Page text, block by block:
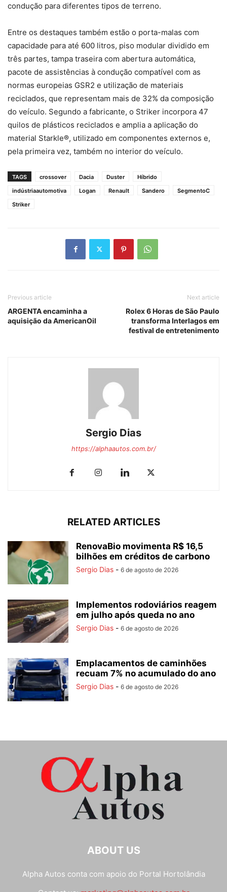
condução para diferentes tipos de terreno.
Entre os destaques também estão o porta-malas com
capacidade para até 600 litros, piso modular dividido em
três partes, tampa traseira com abertura automática,
pacote de assistências à condução compatível com as
normas europeias GSR2 e utilização de materiais
reciclados, que representam mais de 32% da composição
do veículo. Segundo a fabricante, o Striker incorpora 47
quilos de plásticos reciclados e amplia a aplicação do
material Starkle®, utilizado em componentes externos e,
pela primeira vez, também no interior do veículo.
TAGS crossover Dacia Duster
Híbrido
indústriaautomotiva
Logan Renault Sandero
SegmentoC
Striker
Previous article
ARGENTA encaminha a
aquisição da AmericanOil
Next article
Rolex 6 Horas de São Paulo
transforma Interlagos em
festival de entretenimento
Sergio Dias
https://alphaautos.com.br/
RELATED ARTICLES
RenovaBio movimenta R$ 16,5
bilhões em créditos de carbono
Sergio Dias - 6 de agosto de 2026
Implementos rodoviários reagem
em julho após queda no ano
Sergio Dias - 6 de agosto de 2026
Emplacamentos de caminhões
recuam 7% no acumulado do ano
Sergio Dias - 6 de agosto de 2026
ABOUT US
Alpha Autos conta com apoio do Portal Hortolândia